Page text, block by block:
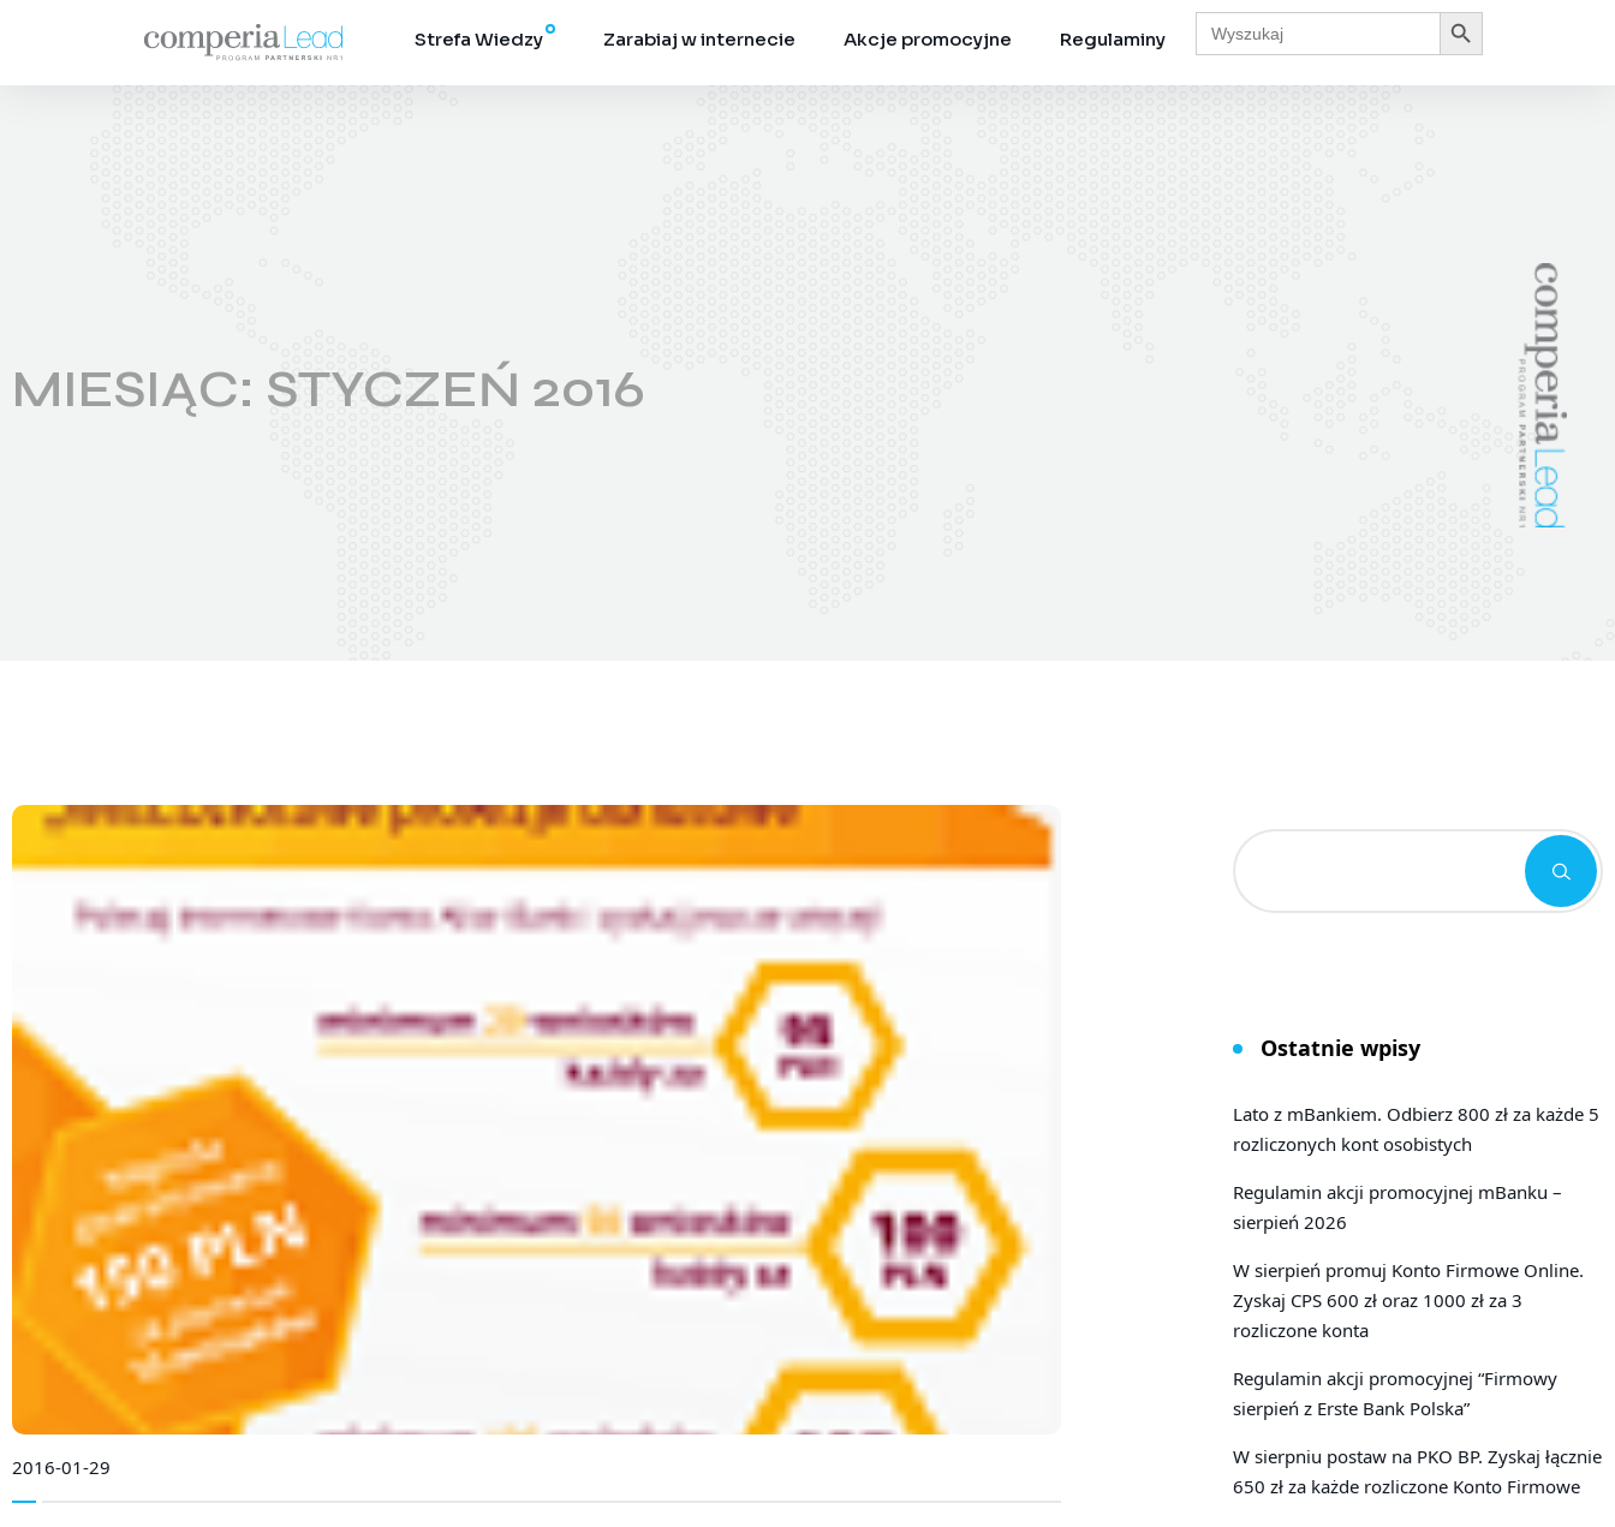
Strefa Wiedzy Zarabiaj w internecie Akcje promocyjne Regulaminy
Search
for:
Search Button
MIESIĄC: STYCZEŃ 2016
2016-01-29
Ostatnie wpisy
Lato z mBankiem. Odbierz 800 zł za każde 5
rozliczonych kont osobistych
Regulamin akcji promocyjnej mBanku –
sierpień 2026
W sierpień promuj Konto Firmowe Online.
Zyskaj CPS 600 zł oraz 1000 zł za 3
rozliczone konta
Regulamin akcji promocyjnej “Firmowy
sierpień z Erste Bank Polska”
W sierpniu postaw na PKO BP. Zyskaj łącznie
650 zł za każde rozliczone Konto Firmowe